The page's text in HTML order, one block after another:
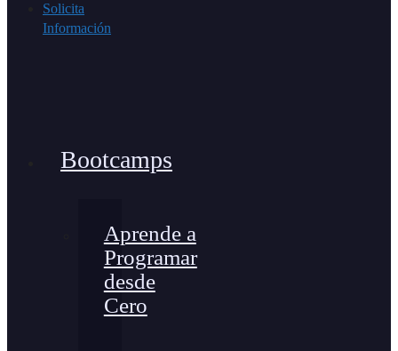
Solicita
Información
Bootcamps
Aprende a
Programar
desde
Cero